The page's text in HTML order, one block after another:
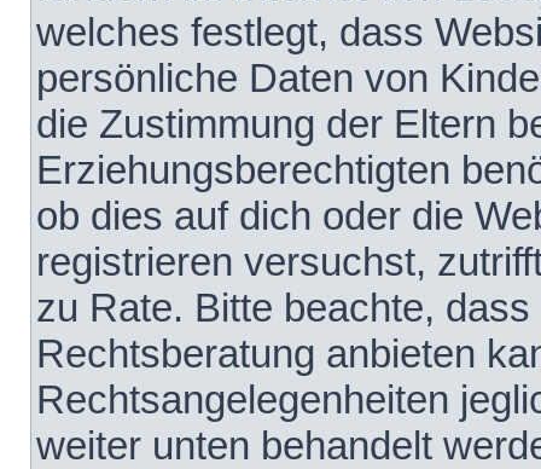
welches festlegt, dass
persönliche Daten von
die Zustimmung der Eltern
Erziehungsberechtigten
ob dies auf dich oder die
registrieren versuchst,
zu Rate. Bitte beachte,
Rechtsberatung anbieten
Rechtsangelegenheiten
weiter unten behandelt